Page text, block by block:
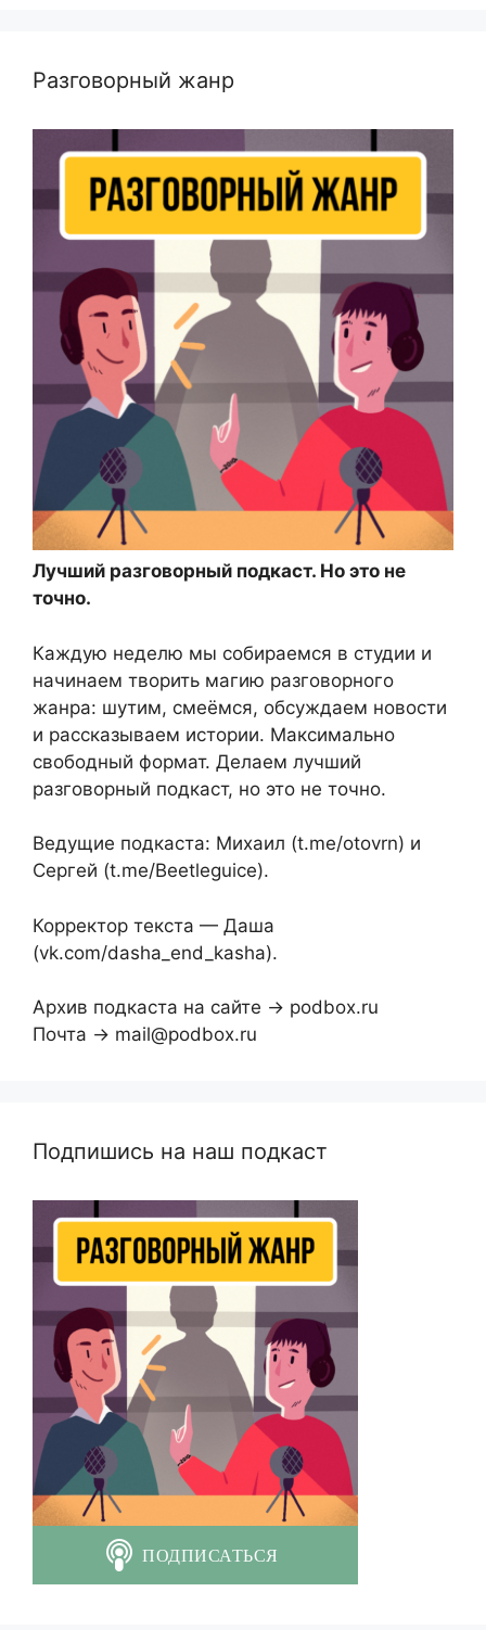
Разговорный жанр
Лучший разговорный подкаст. Но это не
точно.
Каждую неделю мы собираемся в студии и
начинаем творить магию разговорного
жанра: шутим, смеёмся, обсуждаем новости
и рассказываем истории. Максимально
свободный формат. Делаем лучший
разговорный подкаст, но это не точно.
Ведущие подкаста: Михаил (t.me/otovrn) и
Сергей (t.me/Beetleguice).
Корректор текста — Даша
(vk.com/dasha_end_kasha).
Архив подкаста на сайте → podbox.ru
Почта → mail@podbox.ru
Подпишись на наш подкаст